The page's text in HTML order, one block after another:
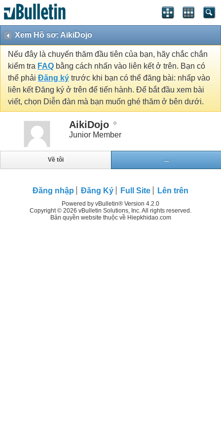
Xem Hồ sơ: AikiDojo
Nếu đây là chuyến thăm đầu tiên của bạn, hãy chắc chắn
kiểm tra FAQ bằng cách nhấn vào liên kết ở trên. Bạn có
thể phải Đăng ký trước khi bạn có thể đăng bài: nhấp vào
liên kết Đăng ký ở trên để tiến hành. Để bắt đầu xem bài
viết, chọn Diễn đàn mà bạn muốn ghé thăm ở bên dưới.
AikiDojo
Junior Member
Về tôi ...
Đăng nhập Đăng Ký Full Site Lên trên
Powered by vBulletin® Version 4.2.0
Copyright © 2026 vBulletin Solutions, Inc. All rights reserved.
Bản quyền website thuộc về Hiepkhidao.com